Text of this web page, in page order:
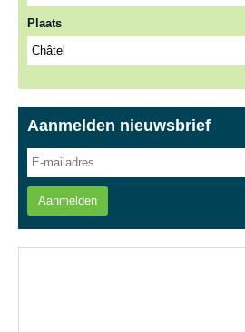
Plaats
Aanmelden nieuwsbrief
Aanmelden